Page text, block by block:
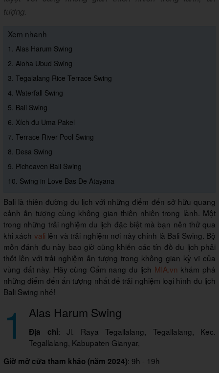
tượng.
Xem nhanh
1. Alas Harum Swing
2. Aloha Ubud Swing
3. Tegalalang Rice Terrace Swing
4. Waterfall Swing
5. Bali Swing
6. Xích đu Uma Pakel
7. Terrace River Pool Swing
8. Desa Swing
9. Picheaven Bali Swing
10. Swing in Love Bas De Atayana
Bali là thiên đường du lịch với những điểm đến sở hữu quang
cảnh ấn tượng cùng không gian thiên nhiên trong lành. Một
trong những trải nghiệm du lịch đặc biệt mà bạn nên thử qua
khi xách vali lên và trải nghiệm nơi này chính là Bali Swing. Bộ
môn đánh đu này bao giờ cũng khiến các tín đồ du lịch phải
thốt lên với trải nghiệm ấn tượng trong không gian kỳ vĩ của
vùng đất này. Hãy cùng Cẩm nang du lịch MIA.vn khám phá
những điểm đến ấn tượng nhất để trải nghiệm loại hình du lịch
Bali Swing nhé!
1 Alas Harum Swing
Địa chỉ: Jl. Raya Tegallalang, Tegallalang, Kec.
Tegallalang, Kabupaten Gianyar,
Giờ mở cửa tham khảo (năm 2024): 9h - 19h